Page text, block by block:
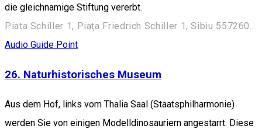
die gleichnamige Stiftung vererbt.
Piata Schiller 1, Piața Friedrich Schiller 1, Sibiu 557260, Romania
Audio Guide Point
26. Naturhistorisches Museum
Aus dem Hof, links vom Thalia Saal (Staatsphilharmonie)
werden Sie von einigen Modelldinosauriern angestarrt. Diese